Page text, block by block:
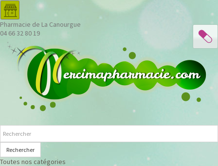
Pharmacie de La Canourgue
04 66 32 80 19
Rechercher
Toutes nos catégories